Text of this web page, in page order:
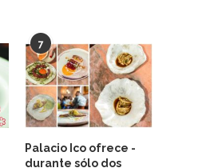
7
Palacio Ico ofrece -
durante sólo dos